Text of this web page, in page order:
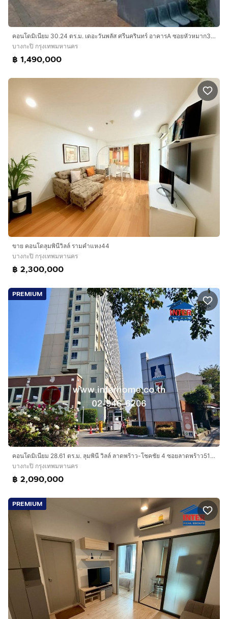
คอนโดมิเนียม 30.24 ตร.ม. เดอะวันพลัส ศรีนครินทร์ อาคารA ซอยหัวหมาก3 ถนนศรีนครินทร์ ถนนรามคำแหง เขตบางกะปิ กรุงเทพมหานคร
บางกะปิ กรุงเทพมหานคร
฿ 1,490,000
ขาย คอนโดลุมพินีวิลล์ รามคำแหง44
บางกะปิ กรุงเทพมหานคร
฿ 2,300,000
PREMIUM
คอนโดมิเนียม 28.61 ตร.ม. ลุมพินี วิลล์ ลาดพร้าว-โชคชัย 4 ซอยลาดพร้าว51-1 ถนนลาดพร้าว ถนนโชคชัย4 ถนนประดิษฐ์มนูธรรม เขตบางกะปิ กรุงเทพมหานคร
บางกะปิ กรุงเทพมหานคร
฿ 2,090,000
PREMIUM